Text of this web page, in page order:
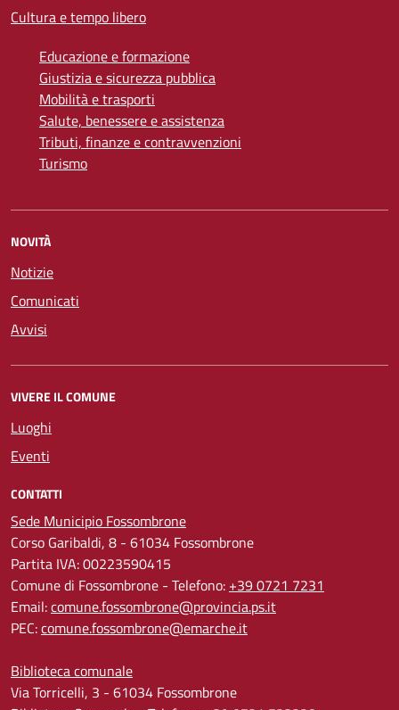
Cultura e tempo libero
Educazione e formazione
Giustizia e sicurezza pubblica
Mobilità e trasporti
Salute, benessere e assistenza
Tributi, finanze e contravvenzioni
Turismo
NOVITÀ
Notizie
Comunicati
Avvisi
VIVERE IL COMUNE
Luoghi
Eventi
CONTATTI
Sede Municipio Fossombrone
Corso Garibaldi, 8 - 61034 Fossombrone
Partita IVA: 00223590415
Comune di Fossombrone - Telefono: +39 0721 7231
Email:comune.fossombrone@provincia.ps.it
PEC:comune.fossombrone@emarche.it
Biblioteca comunale
Via Torricelli, 3 - 61034 Fossombrone